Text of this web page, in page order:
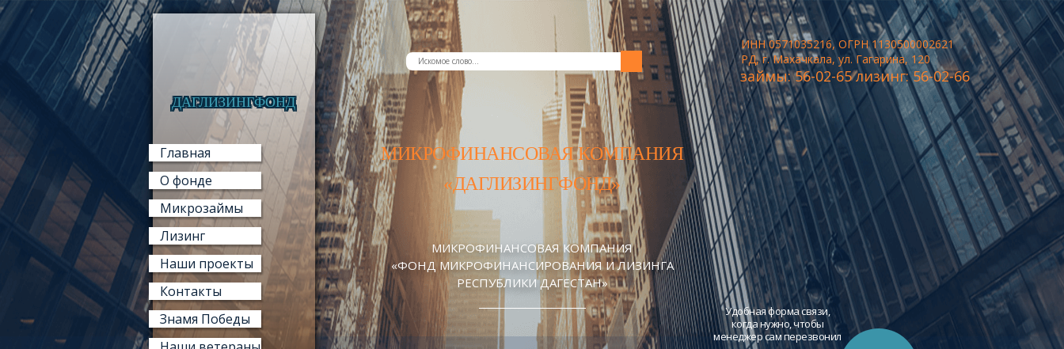
ДАГЛИЗИНГФОНД
Главная
О фонде
Микрозаймы
Лизинг
Наши проекты
Контакты
Знамя Победы
ИНН 0571035216, ОГРН 1130500002621
РД, г. Махачкала, ул. Гагарина, 120
займы: 56-02-65 лизинг: 56-02-66
МИКРОФИНАНСОВАЯ КОМПАНИЯ
«ДАГЛИЗИНГФОНД»
МИКРОФИНАНСОВАЯ КОМПАНИЯ
«ФОНД МИКРОФИНАНСИРОВАНИЯ И ЛИЗИНГА
РЕСПУБЛИКИ ДАГЕСТАН»
Удобная форма связи,
когда нужно, чтобы
менеджер сам перезвонил